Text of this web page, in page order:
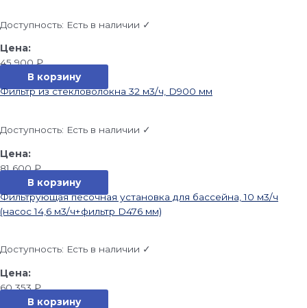
Доступность: Есть в наличии ✓
45 900₽
В корзину
Фильтр из стекловолокна 32 м3/ч, D900 мм
Доступность: Есть в наличии ✓
81 600₽
В корзину
Фильтрующая песочная установка для бассейна, 10 м3/ч
(насос 14,6 м3/ч+фильтр D476 мм)
Доступность: Есть в наличии ✓
60 353₽
В корзину